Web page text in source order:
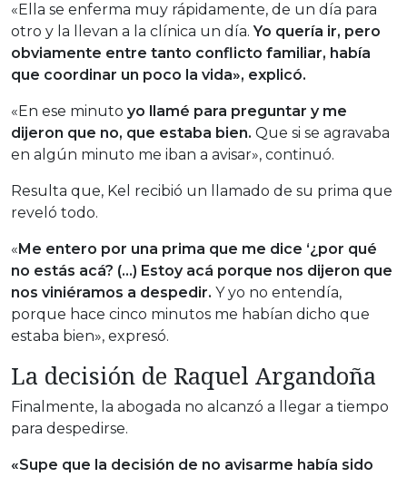
«Ella se enferma muy rápidamente, de un día para
otro y la llevan a la clínica un día.Yo quería ir, pero
obviamente entre tanto conflicto familiar, había
que coordinar un poco la vida», explicó.
«En ese minuto yo llamé para preguntar y me
dijeron que no, que estaba bien. Que si se agravaba
en algún minuto me iban a avisar», continuó.
Resulta que, Kel recibió un llamado de su prima que
reveló todo.
« Me entero por una prima que me dice ‘¿por qué
no estás acá? (…) Estoy acá porque nos dijeron que
nos viniéramos a despedir. Y yo no entendía,
porque hace cinco minutos me habían dicho que
estaba bien», expresó.
La decisión de Raquel Argandoña
Finalmente, la abogada no alcanzó a llegar a tiempo
para despedirse.
«Supe que la decisión de no avisarme había sido